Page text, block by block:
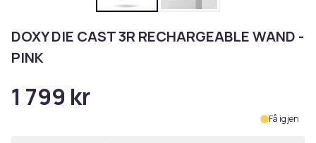
DOXY DIE CAST 3R RECHARGEABLE WAND -
PINK
1 799 kr
Få igjen